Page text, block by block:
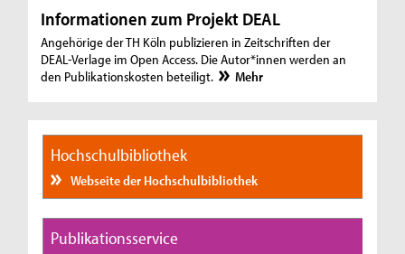
Informationen zum Projekt DEAL
Angehörige der TH Köln publizieren in Zeitschriften der
DEAL-Verlage im Open Access. Die Autor*innen werden an
den Publikationskosten beteiligt.
Mehr
Hochschulbibliothek
Webseite der Hochschulbibliothek
Publikationsservice